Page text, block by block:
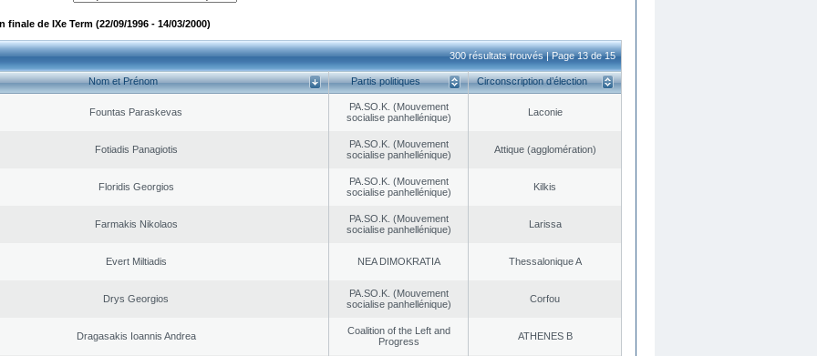
finale de IXe Term (22/09/1996 - 14/03/2000)
300 résultats trouvés | Page 13 de 15
Nom et Prénom Partis politiques Circonscription d’élection
Fountas Paraskevas
PA.SO.K. (Mouvement
socialise panhellénique)
Laconie
Fotiadis Panagiotis
PA.SO.K. (Mouvement
socialise panhellénique)
Αttique (agglomération)
Floridis Georgios
PA.SO.K. (Mouvement
socialise panhellénique)
Kilkis
Farmakis Nikolaos
PA.SO.K. (Mouvement
socialise panhellénique)
Larissa
Evert Miltiadis NEA DΙMOKRATIA Thessalonique A
Drys Georgios
PA.SO.K. (Mouvement
socialise panhellénique)
Corfou
Dragasakis Ioannis Andrea
Coalition of the Left and
Progress
ATHENES Β